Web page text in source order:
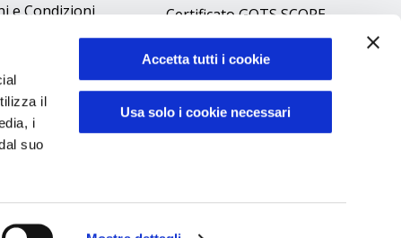
il
i
suo
Accetta tutti i cookie
Usa solo i cookie necessari
e Condizioni
Etico
Certificato GOTS SCOPE
Certificato GRS SCOPE
Politica Ambientale
Sicurezza prodotti